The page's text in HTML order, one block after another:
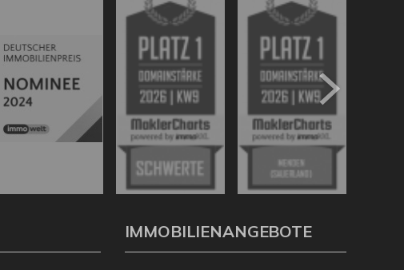
IMMOBILIENANGEBOTE